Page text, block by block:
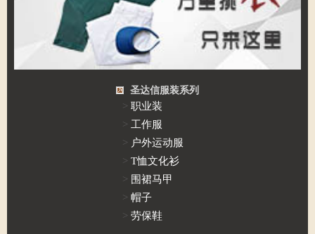
圣达信服装系列
> 职业装
> 工作服
> 户外运动服
> T恤文化衫
> 围裙马甲
> 帽子
> 劳保鞋